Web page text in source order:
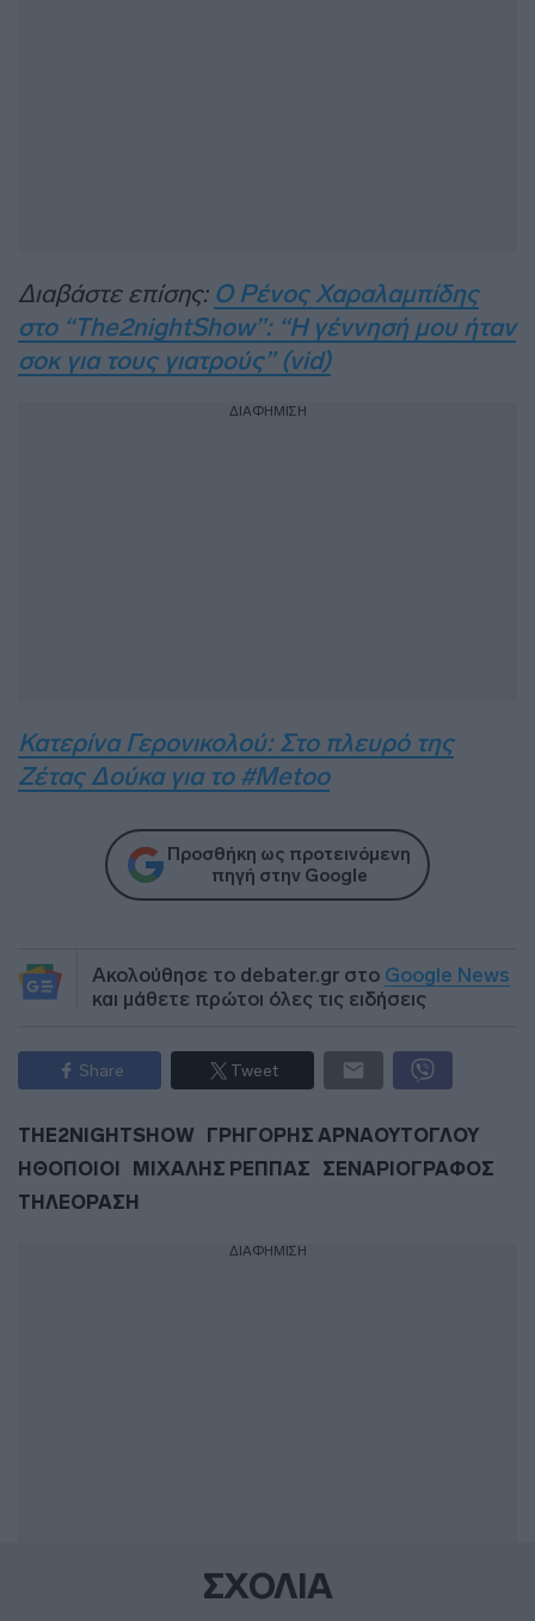
Διαβάστε επίσης: Ο Ρένος Χαραλαμπίδης
στο “The2nightShow”: “Η γέννησή μου ήταν
σοκ για τους γιατρούς” (vid)
ΔΙΑΦΗΜΙΣΗ
Κατερίνα Γερονικολού: Στο πλευρό της
Ζέτας Δούκα για το #Metoo
Προσθήκη ως προτεινόμενη
πηγή στην Google
Ακολούθησε το debater.gr στο Google News
και μάθετε πρώτοι όλες τις ειδήσεις
Share Tweet
THE2NIGHTSHOW
ΓΡΗΓΟΡΗΣ ΑΡΝΑΟΥΤΟΓΛΟΥ
ΗΘΟΠΟΙΟΙ
ΜΙΧΑΛΗΣ ΡΕΠΠΑΣ
ΣΕΝΑΡΙΟΓΡΑΦΟΣ
ΤΗΛΕΟΡΑΣΗ
ΔΙΑΦΗΜΙΣΗ
ΣΧΟΛΙΑ